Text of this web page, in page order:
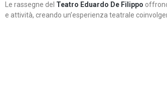
Le rassegne del Teatro Eduardo De Filippo
e attività, creando un’esperienza teatrale